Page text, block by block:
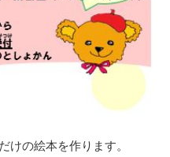
けの絵本を作ります。